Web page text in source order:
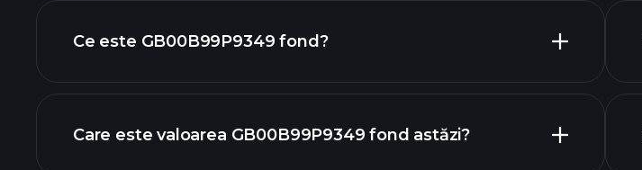
Ce este GB00B99P9349 fond?
Care este valoarea GB00B99P9349 fond astăzi?